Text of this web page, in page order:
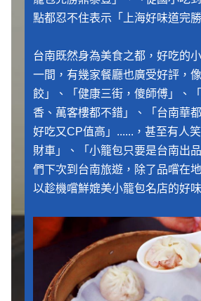
點都忍不住表示「上海好味道完勝
台南既然身為美食之都，好吃的
一間，有幾家餐廳也廣受好評，
餃」、「健康三街，傻師傅」、
香、萬客樓都不錯」、「台南華
好吃又CP值高」......，甚至有人
財車」、「小籠包只要是台南出
們下次到台南旅遊，除了品嚐在
以趁機嚐鮮媲美小籠包名店的好味